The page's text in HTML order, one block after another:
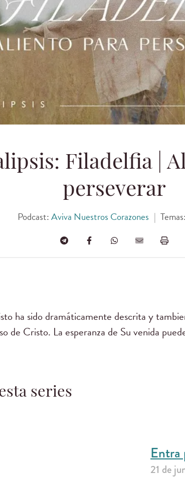
Filadelfia |
perseverar
Podcast:Aviva Nuestros Corazones | Temas:
ha sido dramáticamente descrita y
de Cristo. La esperanza de Su venida
series
Entra
21 de